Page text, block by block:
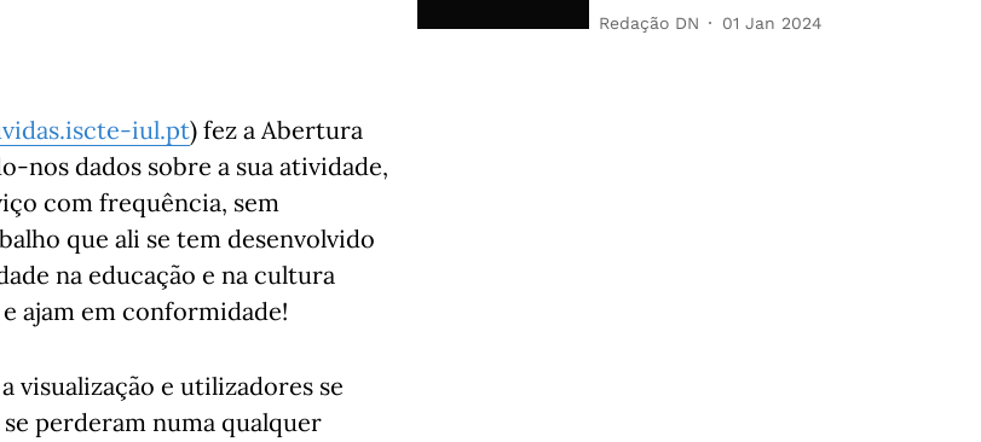
iul.pt) fez a Abertura
nos dados sobre a sua atividade,
com frequência, sem
que ali se tem desenvolvido
na educação e na cultura
ajam em conformidade!
visualização e utilizadores se
perderam numa qualquer
Redação DN 01 Jan 2024